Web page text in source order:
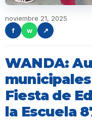
noviembre 21, 2025
f
w ↗
WANDA:
Fiesta de
la Escuela